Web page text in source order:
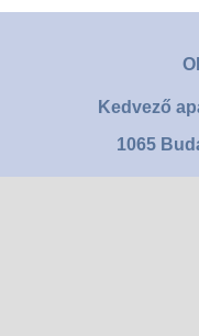
Kedvező
1065